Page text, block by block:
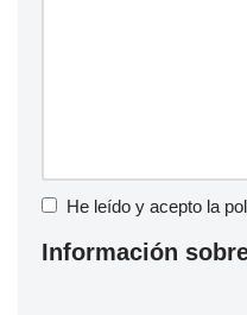
He leído y acepto la
Información